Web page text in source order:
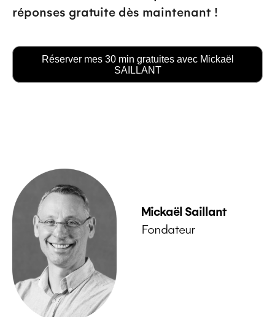
réponses gratuite dès maintenant !
Réserver mes 30 min gratuites avec Mickaël
SAILLANT
Mickaël Saillant
Fondateur